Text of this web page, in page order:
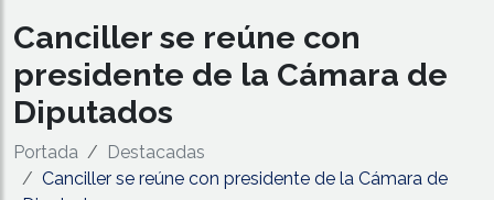
Canciller se reúne con
presidente de la Cámara de
Diputados
Portada
Destacadas
Canciller se reúne con presidente de la Cámara de